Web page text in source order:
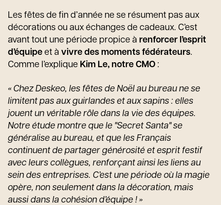
Les fêtes de fin d’année ne se résument pas aux
décorations ou aux échanges de cadeaux. C’est
avant tout une période propice à renforcer l’esprit
d’équipe et à vivre des moments fédérateurs.
Comme l’explique Kim Le, notre CMO :
« Chez Deskeo, les fêtes de Noël au bureau ne se
limitent pas aux guirlandes et aux sapins : elles
jouent un véritable rôle dans la vie des équipes.
Notre étude montre que le "Secret Santa" se
généralise au bureau, et que les Français
continuent de partager générosité et esprit festif
avec leurs collègues, renforçant ainsi les liens au
sein des entreprises. C’est une période où la magie
opère, non seulement dans la décoration, mais
aussi dans la cohésion d’équipe ! »